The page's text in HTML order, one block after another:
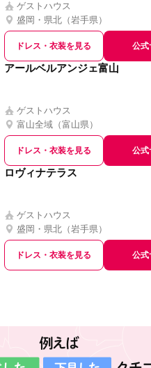
ゲストハウス
盛岡・県北 （岩手県）
ドレス・衣装を見る 公式
アールベルアンジェ富山
ゲストハウス
富山全域 （富山県）
ドレス・衣装を見る 公式
ロヴィナテラス
ゲストハウス
盛岡・県北 （岩手県）
ドレス・衣装を見る 公式